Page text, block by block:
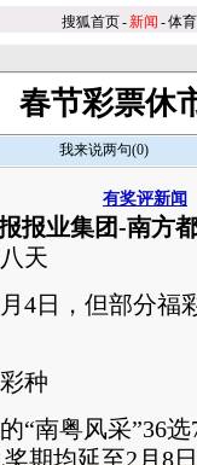
搜狐首页-新闻 -体育
春节彩票休
我来说两句(0)
有奖评新闻
报业集团-南方
天
日，但部分福
种
粤风采”36选
期均延至2月8